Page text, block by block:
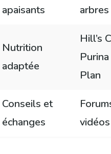
apaisants
Nutrition
adaptée
Hill’s
Plan
Conseils et
échanges
vidéos